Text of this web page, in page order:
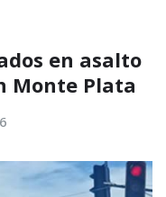
en asalto
Monte Plata